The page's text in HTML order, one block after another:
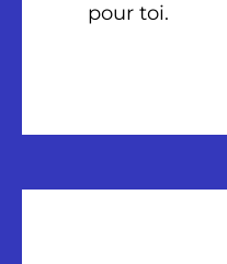
pour toi.